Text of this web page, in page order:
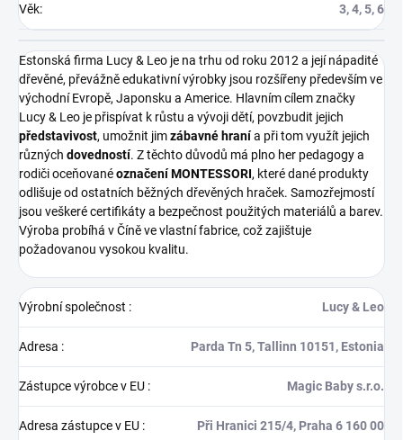
Věk: 3, 4, 5, 6
Estonská firma Lucy & Leo je na trhu od roku 2012 a její nápadité
dřevěné, převážně edukativní výrobky jsou rozšířeny především ve
východní Evropě, Japonsku a Americe. Hlavním cílem značky
Lucy & Leo je přispívat k růstu a vývoji dětí, povzbudit jejich
představivost, umožnit jimzábavné hranía při tom využít jejich
různých dovedností. Z těchto důvodů má plno her pedagogy a
rodiči oceňovanéoznačení MONTESSORI, které dané produkty
odlišuje od ostatních běžných dřevěných hraček. Samozřejmostí
jsou veškeré certifikáty a bezpečnost použitých materiálů a barev.
Výroba probíhá v Číně ve vlastní fabrice, což zajištuje
požadovanou vysokou kvalitu.
Výrobní společnost : Lucy & Leo
Adresa : Parda Tn 5, Tallinn 10151, Estonia
Zástupce výrobce v EU : Magic Baby s.r.o.
Adresa zástupce v EU : Při Hranici 215/4, Praha 6 160 00